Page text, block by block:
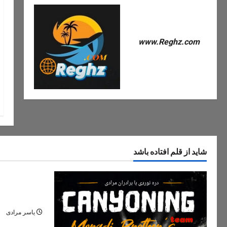
www.Reghz.com
شاید از قلم افتاده باشد
یاسر مرادی